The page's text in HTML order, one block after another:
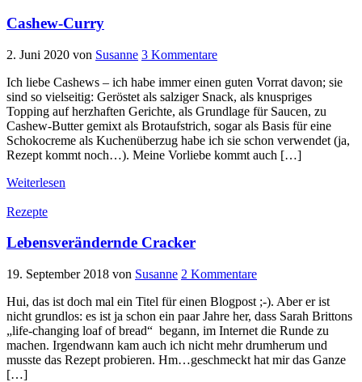
Cashew-Curry
2. Juni 2020 von Susanne 3 Kommentare
Ich liebe Cashews – ich habe immer einen guten Vorrat davon; sie
sind so vielseitig: Geröstet als salziger Snack, als knuspriges
Topping auf herzhaften Gerichte, als Grundlage für Saucen, zu
Cashew-Butter gemixt als Brotaufstrich, sogar als Basis für eine
Schokocreme als Kuchenüberzug habe ich sie schon verwendet (ja,
Rezept kommt noch…). Meine Vorliebe kommt auch […]
Weiterlesen
Rezepte
Lebensverändernde Cracker
19. September 2018 von Susanne 2 Kommentare
Hui, das ist doch mal ein Titel für einen Blogpost ;-). Aber er ist
nicht grundlos: es ist ja schon ein paar Jahre her, dass Sarah Brittons
„life-changing loaf of bread“ begann, im Internet die Runde zu
machen. Irgendwann kam auch ich nicht mehr drumherum und
musste das Rezept probieren. Hm…geschmeckt hat mir das Ganze
[…]